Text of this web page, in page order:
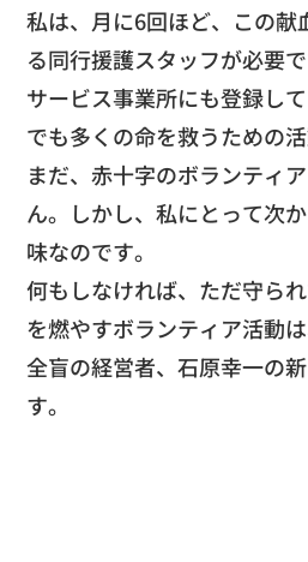
​私は、月に6回ほど、 この献
る同行援護スタッフが必要で
サービス事業所にも登録し
でも多くの命を救うための
​まだ、 赤十字のボランティ
ん。 しかし、私にとって次
味なのです。
​何もしなければ、 ただ守ら
を燃やすボランティア活動は
全盲の経営者、石原幸一の
す。